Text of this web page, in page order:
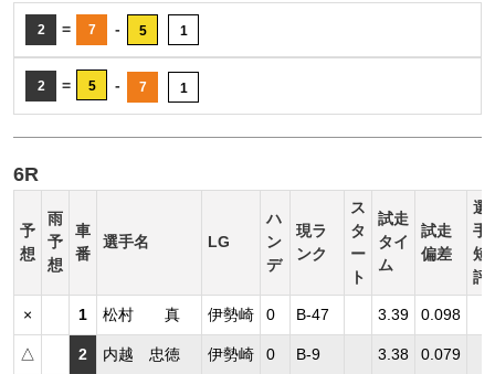
2 = 7 - 5 1
2 = 5 - 7 1
6R
予
想
雨
予
想
車
番
選手名 LG
ハ
ン
デ
現ラ
ンク
ス
タ
ー
ト
試走
タイ
ム
試走
偏差
選
手
短
評
× 1 松村 真 伊勢崎 0 B-47 3.39 0.098
△ 2 内越 忠徳 伊勢崎 0 B-9 3.38 0.079